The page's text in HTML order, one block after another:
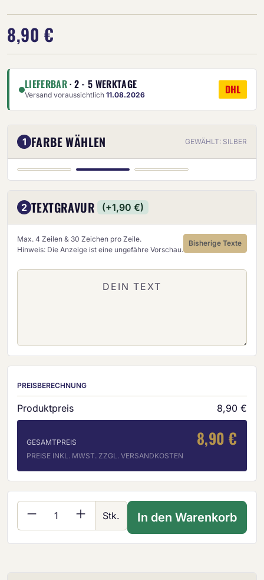
8,90 €
LIEFERBAR· 2 - 5 WERKTAGE
Versand voraussichtlich 11.08.2026 DHL
1 FARBE WÄHLEN GEWÄHLT: SILBER
GOLD SILBER BRONZE
2 TEXTGRAVUR (+1,90 €)
Max. 4 Zeilen & 30 Zeichen pro Zeile.
Hinweis: Die Anzeige ist eine ungefähre Vorschau.
Bisherige Texte
PREISBERECHNUNG
Produktpreis 8,90 €
GESAMTPREIS 8,90 €
PREISE INKL. MWST. ZZGL. VERSANDKOSTEN
Produkt Anzahl: Gib den gewünschten
Stk. In den Warenkorb